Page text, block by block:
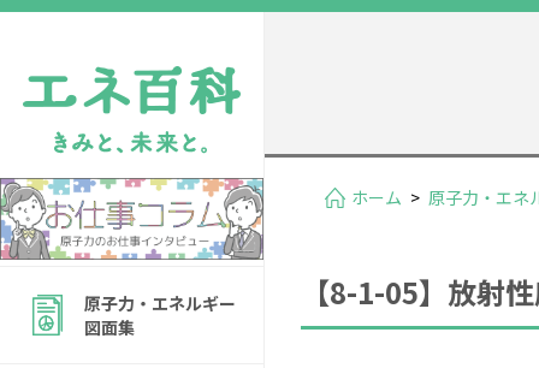
原子力・エネルギー
図面集
ホーム > 原子力・エネ
【8-1-05】放射